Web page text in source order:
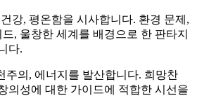
강, 평온함을 시사합니다. 환경 문제,
, 울창한 세계를 배경으로 한 판타지
다.
주의, 에너지를 발산합니다. 희망찬
의성에 대한 가이드에 적합한 시선을